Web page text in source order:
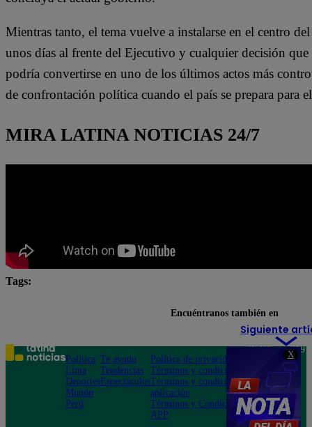
X
Mientras tanto, el tema vuelve a instalarse en el centro
unos días al frente del Ejecutivo y cualquier decisión
podría convertirse en uno de los últimos actos más
de confrontación política cuando el país se prepara
MIRA LATINA NOTICIAS 24/7
Tags:
Siguiente
Encuéntranos también en
Política
Lima
Deportes
Mundo
Perú
Te ayudo
Tendencias
Espectáculos
Política de privacidad
Términos y condiciones
Términos y condiciones
aplicación
Términos y Condiciones
APP
Teléfono: 219
Av. San
Felipe 968
Jesús María